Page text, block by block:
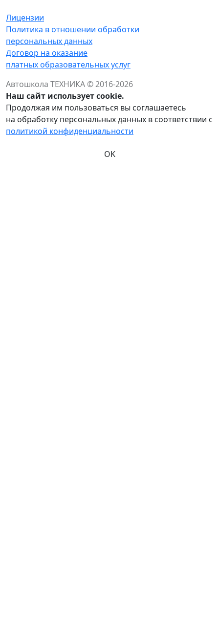
Лицензии
Политика в отношении обработки
персональных данных
Договор на оказание
платных образовательных услуг
Автошкола ТЕХНИКА © 2016-2026
Наш сайт использует cookie.
Продолжая им пользоваться вы соглашаетесь
на обработку персональных данных в соответствии с
политикой конфиденциальности
OK